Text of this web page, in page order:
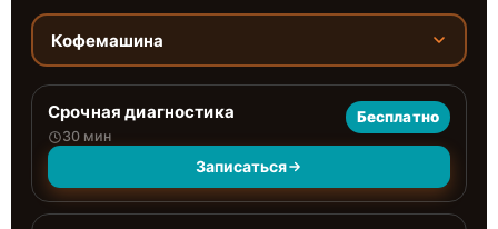
Кофемашина
Срочная диагностика
30 мин
Бесплатно
Записаться